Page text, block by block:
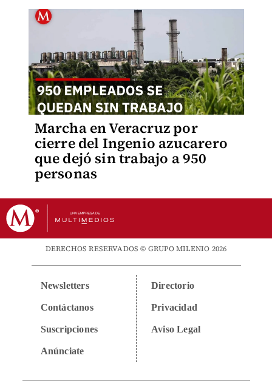
Marcha en Veracruz por
cierre del Ingenio azucarero
que dejó sin trabajo a 950
personas
DERECHOS RESERVADOS © GRUPO MILENIO 2026
Newsletters
Contáctanos
Suscripciones
Anúnciate
Directorio
Privacidad
Aviso Legal